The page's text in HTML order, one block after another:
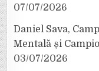
07/07/2026
Daniel Sava,
Mentală și
03/07/2026